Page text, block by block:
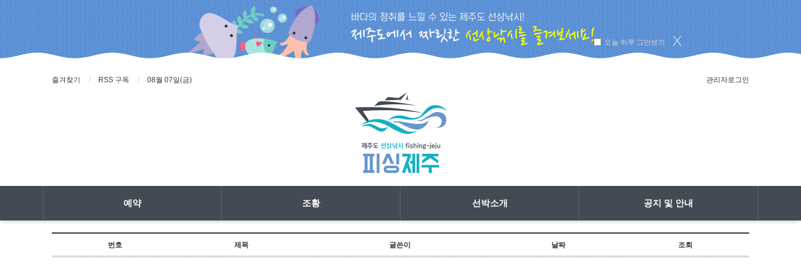
오늘 하루 그만보기
즐겨찾기 RSS 구독 08월 07일(금) 관리자로그인
예약 조황 선박소개 공지 및 안내
번호 제목 글쓴이 날짜 조회